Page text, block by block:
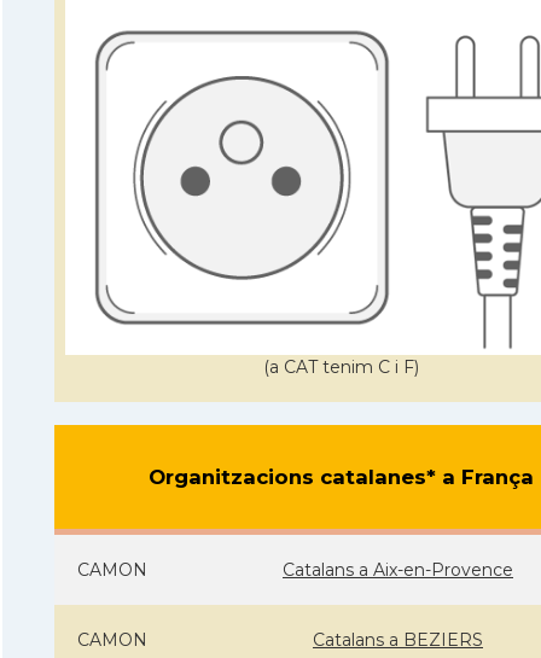
(a CAT tenim C i F)
Organitzacions catalanes* a França
CAMON Catalans a Aix-en-Provence
CAMON Catalans a BEZIERS